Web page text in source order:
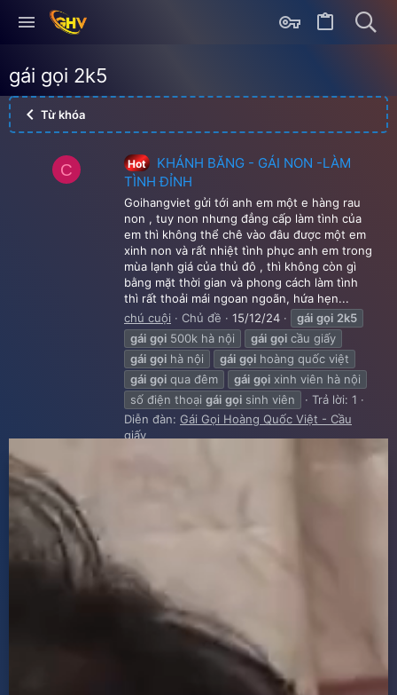
gái gọi 2k5
Từ khóa
C Hot
KHÁNH BĂNG - GÁI NON -LÀM
TÌNH ĐỈNH
Goihangviet gửi tới anh em một e hàng rau
non , tuy non nhưng đẳng cấp làm tình của
em thì không thể chê vào đâu được một em
xinh non và rất nhiệt tình phục anh em trong
mùa lạnh giá của thủ đô , thì không còn gì
bằng mặt thời gian và phong cách làm tình
thì rất thoải mái ngoan ngoãn, hứa hẹn...
chú cuội
Chủ đề 15/12/24 gái gọi 2k5
gái gọi 500k hà nội gái gọi cầu giấy
gái gọi hà nội gái gọi hoàng quốc việt
gái gọi qua đêm gái gọi xinh viên hà nội
số điện thoại gái gọi sinh viên
Trả lời: 1
Diễn đàn: Gái Gọi Hoàng Quốc Việt - Cầu
giấy